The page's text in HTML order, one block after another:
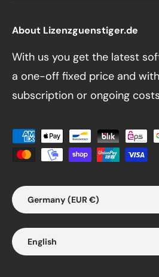
About Lizenzguenstiger.de
With us you get the latest
a one-off fixed price and
subscription or ongoing
Payment methods accepted
Country/Region
Germany (EUR €)
Language
English